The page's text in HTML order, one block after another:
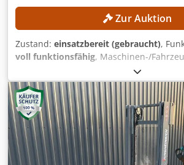
Zur Auktion
Zustand: einsatzbereit (gebraucht),
voll funktionsfähig, Maschinen-/
,
Hubhöhe:4.700 mm, Freihub:1.490 mm
Bauhöhe: 2.132 mm , Kein Mindestpreis
Verkauf zum höchsten Gebot!
Freihub: 1.490 mm Hubhöhe: 4.700 mm
mm MASCHINEN-DETAILS Masttyp:
Batteriespannung: 48 V
Djdjzrlxgopfx Ai Neck Batteriebaujahr: